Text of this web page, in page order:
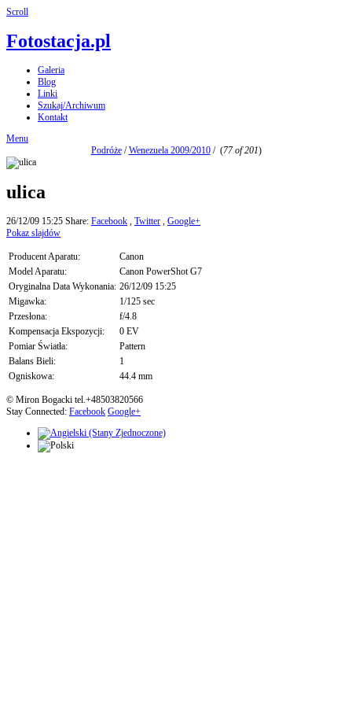
Scroll
Fotostacja.pl
Galeria
Blog
Linki
Szukaj/Archiwum
Kontakt
Menu
Podróże/Wenezuela 2009/2010/ (77 of 201)
ulica
26/12/09 15:25 Share: Facebook , Twitter , Google+
Pokaz slajdów
Producent Aparatu:
Canon
Model Aparatu:
Canon PowerShot G7
Oryginalna Data Wykonania: 26/12/09 15:25
Migawka:
1/125 sec
Przesłona:
f/4.8
Kompensacja Ekspozycji:
0 EV
Pomiar Światła:
Pattern
Balans Bieli:
1
Ogniskowa:
44.4 mm
© Miron Bogacki tel.+48503820566
Stay Connected: Facebook Google+